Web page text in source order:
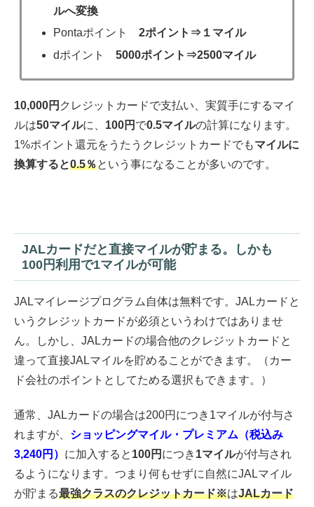
ルへ変換
Pontaポイント2ポイント⇒１マイル
dポイント5000ポイント⇒2500マイル
10,000円 クレジットカードで支払い、実質手にするマイ
ルは50マイルに、 100円 で0.5マイルの計算になります。
1%ポイント還元をうたうクレジットカードでもマイルに
換算すると0.5％という事になることが多いのです。
JALカードだと直接マイルが貯まる。しかも
100円利用で1マイルが可能
JALマイレージプログラム自体は無料です。JALカードと
いうクレジットカードが必須というわけではありませ
ん。しかし、JALカードの場合他のクレジットカードと
違って直接JALマイルを貯めることができます。（カー
ド会社のポイントとしてためる選択もできます。）
通常、JALカードの場合は200円につき1マイルが付与さ
れますが、 ショッピングマイル・プレミアム（税込み
3,240円） に加入すると 100円 につき 1マイルが付与され
るようになります。つまり何もせずに自然にJALマイル
が貯まる最強クラスのクレジットカード※はJALカード